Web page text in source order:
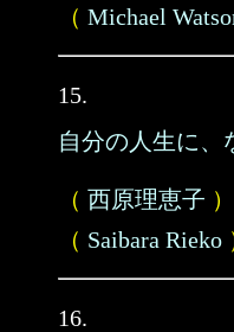
（ Michael
15.
自分の人生に、
（ 西原理恵子 ）
（ Saibara Rieko
16.